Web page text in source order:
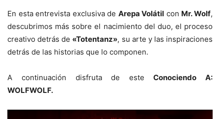
En esta entrevista exclusiva de Arepa Volátil con Mr. Wolf,
descubrimos más sobre el nacimiento del duo, el proceso
creativo detrás de «Totentanz», su arte y las inspiraciones
detrás de las historias que lo componen.
A continuación disfruta de este Conociendo A:
WOLFWOLF.